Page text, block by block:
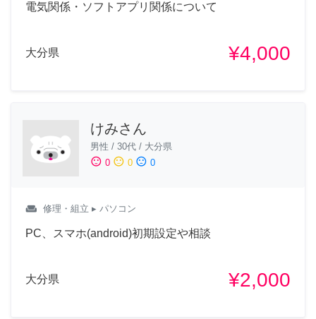
電気関係・ソフトアプリ関係について
大分県 ¥4,000
けみさん
男性 / 30代 / 大分県
sentiment_satisfied 0 sentiment_neutral 0 sentiment_dissatisfied 0
weekend 修理・組立 ▸ パソコン
PC、スマホ(android)初期設定や相談
大分県 ¥2,000